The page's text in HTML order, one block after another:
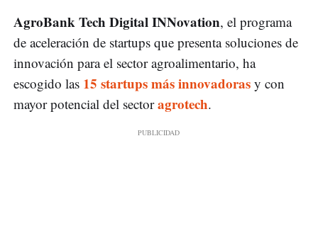
AgroBank Tech Digital INNovation, el programa
de aceleración de startups que presenta soluciones de
innovación para el sector agroalimentario, ha
escogido las 15 startups más innovadoras y con
mayor potencial del sectoragrotech.